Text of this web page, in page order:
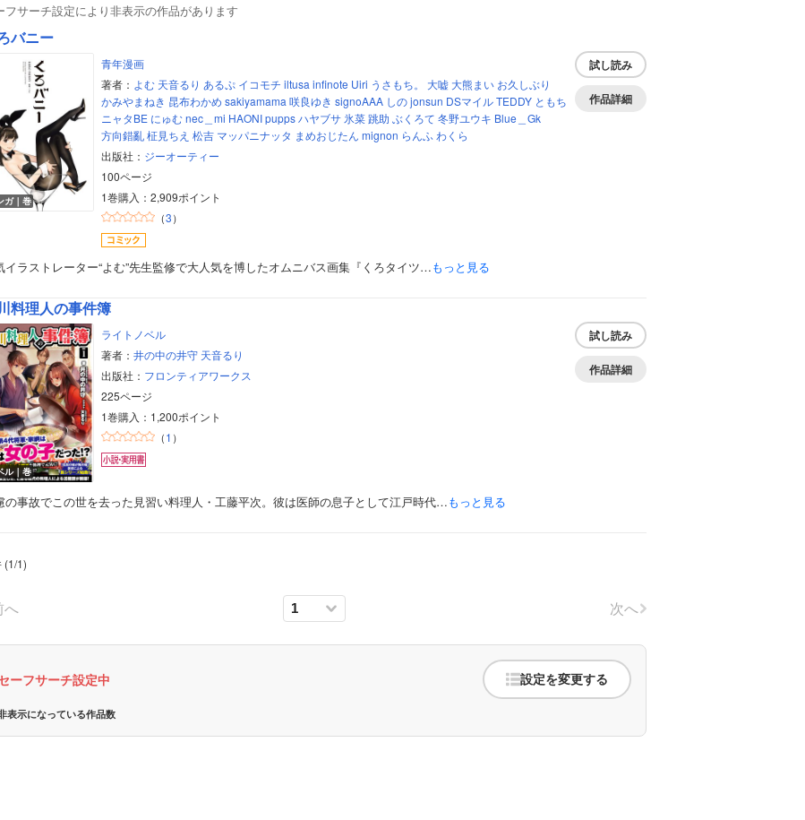
フサーチ設定により非表示の作品があります
ボーイズラブ
ティーンズラブ
バニー
ガ｜巻
青年漫画
著者： よむ 天音るり あるぷ イコモチ iltusa infinote Uiri うさもち。 大嘘 大熊まい お久しぶり
かみやまねき 昆布わかめ sakiyamama 咲良ゆき signoAAA しの jonsun DSマイル TEDDY ともち
ニャタBE にゅむ nec＿mi HAONI pupps ハヤブサ 氷菜 跳助 ぶくろて 冬野ユウキ Blue＿Gk
方向錯亂 柾見ちえ 松吉 マッパニナッタ まめおじたん mignon らんふ わくら
出版社： ジーオーティー
100ページ
1巻購入：2,909ポイント
（3）
試し読み
作品詳細
イラストレーター“よむ”先生監修で大人気を博したオムニバス画集『くろタイツ…もっと見る
料理人の事件簿
ル｜巻
ライトノベル
著者： 井の中の井守 天音るり
出版社： フロンティアワークス
225ページ
1巻購入：1,200ポイント
（1 ）
試し読み
作品詳細
の事故でこの世を去った見習い料理人・工藤平次。彼は医師の息子として江戸時代…もっと見る
(1/1)
へ 次へ
ーフサーチ設定中 設定を変更する
表示になっている作品数